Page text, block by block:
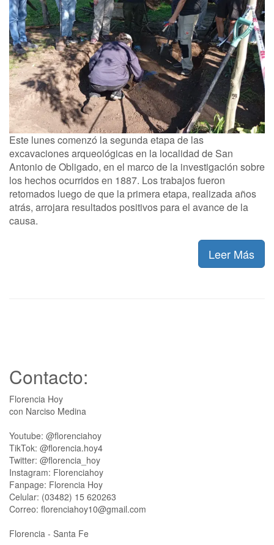
Este lunes comenzó la segunda etapa de las
excavaciones arqueológicas en la localidad de San
Antonio de Obligado, en el marco de la investigación sobre
los hechos ocurridos en 1887. Los trabajos fueron
retomados luego de que la primera etapa, realizada años
atrás, arrojara resultados positivos para el avance de la
causa.
Leer Más
Contacto:
Florencia Hoy
con Narciso Medina
Youtube: @florenciahoy
TikTok: @florencia.hoy4
Twitter: @florencia_hoy
Instagram: Florenciahoy
Fanpage: Florencia Hoy
Celular: (03482) 15 620263
Correo: florenciahoy10@gmail.com
Florencia - Santa Fe